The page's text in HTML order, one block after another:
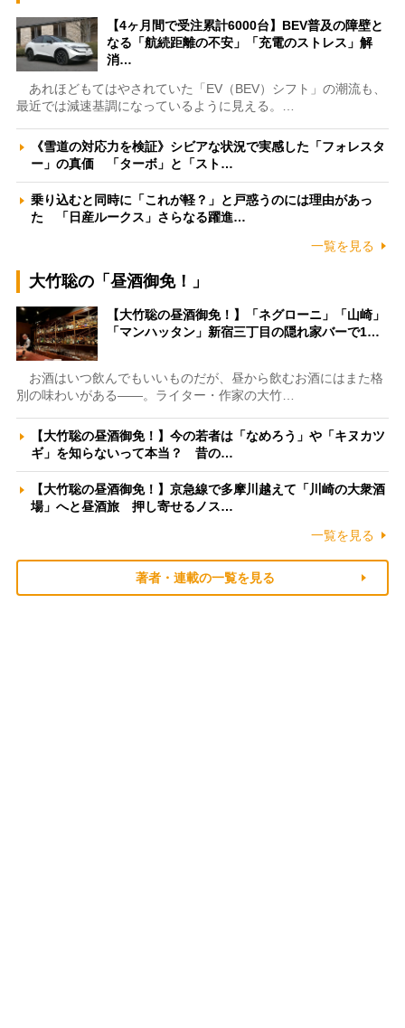
【4ヶ月間で受注累計6000台】BEV普及の障壁と
なる「航続距離の不安」「充電のストレス」解
消…
あれほどもてはやされていた「EV（BEV）シフト」の潮流も、
最近では減速基調になっているように見える。…
《雪道の対応力を検証》シビアな状況で実感した「フォレスタ
ー」の真価 「ターボ」と「スト…
乗り込むと同時に「これが軽？」と戸惑うのには理由があっ
た 「日産ルークス」さらなる躍進…
一覧を見る
大竹聡の「昼酒御免！」
【大竹聡の昼酒御免！】「ネグローニ」「山崎」
「マンハッタン」新宿三丁目の隠れ家バーで1…
お酒はいつ飲んでもいいものだが、昼から飲むお酒にはまた格
別の味わいがある――。ライター・作家の大竹…
【大竹聡の昼酒御免！】今の若者は「なめろう」や「キヌカツ
ギ」を知らないって本当？ 昔の…
【大竹聡の昼酒御免！】京急線で多摩川越えて「川崎の大衆酒
場」へと昼酒旅 押し寄せるノス…
一覧を見る
著者・連載の一覧を見る